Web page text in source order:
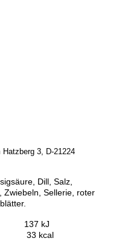
Hatzberg 3, D-21224
Dill, Salz,
Zwiebeln, Sellerie, roter
kJ
kcal